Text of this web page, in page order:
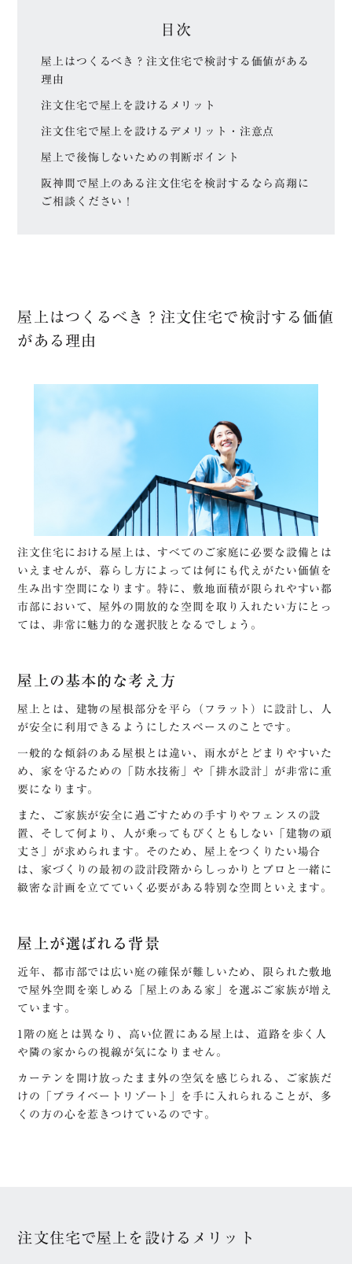
目次
屋上はつくるべき？注文住宅で検討する価値がある
理由
注文住宅で屋上を設けるメリット
注文住宅で屋上を設けるデメリット・注意点
屋上で後悔しないための判断ポイント
阪神間で屋上のある注文住宅を検討するなら高翔に
ご相談ください！
屋上はつくるべき？注文住宅で検討する価値
がある理由
注文住宅における屋上は、すべてのご家庭に必要な設備とは
いえませんが、暮らし方によっては何にも代えがたい価値を
生み出す空間になります。特に、敷地面積が限られやすい都
市部において、屋外の開放的な空間を取り入れたい方にとっ
ては、非常に魅力的な選択肢となるでしょう。
屋上の基本的な考え方
屋上とは、建物の屋根部分を平ら（フラット）に設計し、人
が安全に利用できるようにしたスペースのことです。
一般的な傾斜のある屋根とは違い、雨水がとどまりやすいた
め、家を守るための「防水技術」や「排水設計」が非常に重
要になります。
また、ご家族が安全に過ごすための手すりやフェンスの設
置、そして何より、人が乗ってもびくともしない「建物の頑
丈さ」が求められます。そのため、屋上をつくりたい場合
は、家づくりの最初の設計段階からしっかりとプロと一緒に
緻密な計画を立てていく必要がある特別な空間といえます。
屋上が選ばれる背景
近年、都市部では広い庭の確保が難しいため、限られた敷地
で屋外空間を楽しめる「屋上のある家」を選ぶご家族が増え
ています。
1階の庭とは異なり、高い位置にある屋上は、道路を歩く人
や隣の家からの視線が気になりません。
カーテンを開け放ったまま外の空気を感じられる、ご家族だ
けの「プライベートリゾート」を手に入れられることが、多
くの方の心を惹きつけているのです。
注文住宅で屋上を設けるメリット